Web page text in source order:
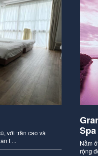
với trần cao và
t ...
Spa
Nằm
rộng